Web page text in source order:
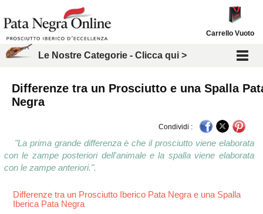
Carrello Vuoto
Le Nostre Categorie - Clicca qui >
Differenze tra un Prosciutto e una Spalla
Negra
Condividi :
"La prima grande differenza è che il prosciutto viene elaborata
con le zampe posteriori dell'animale e la spalla viene elaborata
con le zampe anteriori.".
Differenze tra un Prosciutto Iberico Pata Negra e una Spalla
Iberica Pata Negra